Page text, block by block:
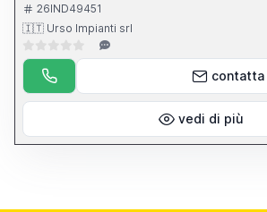
26IND49451
🇮🇹 Urso Impianti srl
contatta
vedi di più